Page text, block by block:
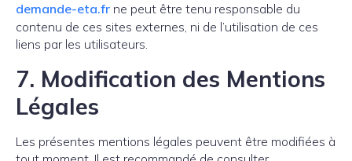
demande-eta.fr ne peut être tenu responsable du
contenu de ces sites externes, ni de l’utilisation de ces
liens par les utilisateurs.
7. Modification des Mentions
Légales
Les présentes mentions légales peuvent être modifiées à